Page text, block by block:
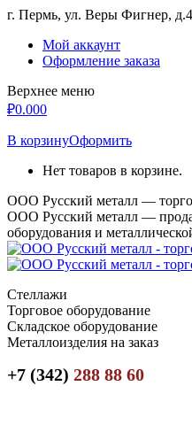
Перейти
содержанию
г. Пермь, ул. Веры Фигнер,
Мой аккаунт
Оформление заказа
Верхнее меню
₽0.000
В корзинуОформить
Нет товаров в корзине.
ООО Русский металл —
ООО Русский металл —
оборудования и
Стеллажи
Торговое оборудование
Складское оборудование
Металлоизделия на заказ
+7 (342) 288 88 60